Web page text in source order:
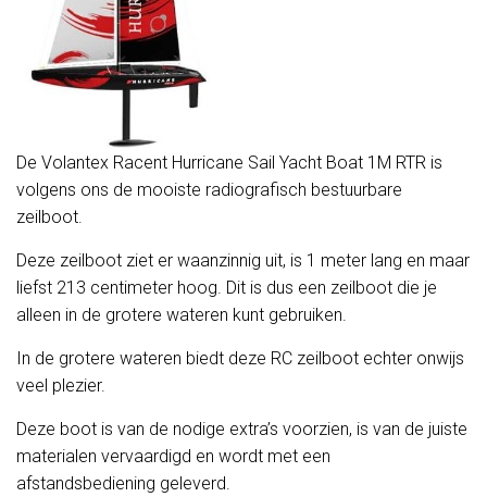
De Volantex Racent Hurricane Sail Yacht Boat 1M RTR is
volgens ons de mooiste radiografisch bestuurbare
zeilboot.
Deze zeilboot ziet er waanzinnig uit, is 1 meter lang en maar
liefst 213 centimeter hoog. Dit is dus een zeilboot die je
alleen in de grotere wateren kunt gebruiken.
In de grotere wateren biedt deze RC zeilboot echter onwijs
veel plezier.
Deze boot is van de nodige extra’s voorzien, is van de juiste
materialen vervaardigd en wordt met een
afstandsbediening geleverd.